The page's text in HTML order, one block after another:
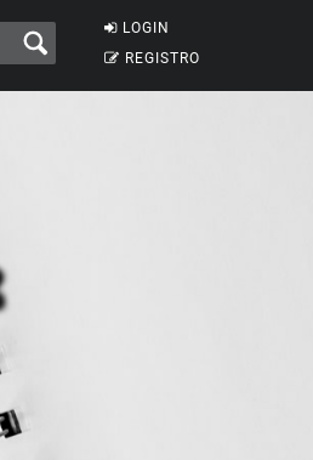
LOGIN
REGISTRO